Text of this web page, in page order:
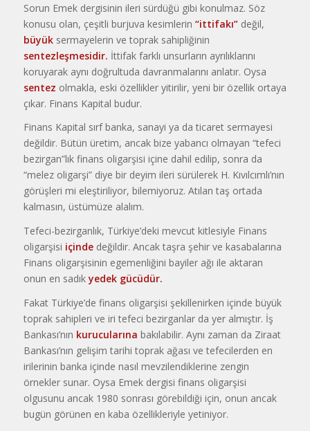
Sorun Emek dergisinin ileri sürdüğü gibi konulmaz. Söz
konusu olan, çeşitli bur­juva kesimlerin “ittifakı” değil,
büyük sermayelerin ve toprak sahipliğinin
sentezleşmesidir. İttifak farklı unsurların ayrılık­larını
koruyarak aynı doğrultuda davran­malarını anlatır. Oysa
sentez olmakla, eski özellikler yitirilir, yeni bir özellik ortaya
çıkar. Finans Kapital budur.
Finans Kapital sırf banka, sanayi ya da ticaret sermayesi
değildir. Bütün üretim, ancak bize yabancı olmayan “tefeci
bezirgan”lık finans oligarşisi içine dahil edilip, sonra da
“melez oligarşi” diye bir deyim ileri sürülerek H. Kıvılcımlı’nın
görüşleri mi eleştiriliyor, bilemiyoruz. Atılan taş ortada
kalmasın, üstümüze alalım.
Tefeci-bezirganlık, Türkiye’deki mevcut kitlesiyle Finans
oligarşisi içinde değildir. Ancak taşra şehir ve kasabalarına
Finans oligarşisinin egemenliğini bayiler ağı ile aktaran
onun en sadıkyedek gücüdür.
Fakat Türkiye’de finans oligarşisi şekillenirken içinde büyük
toprak sahipleri ve iri tefeci bezirganlar da yer almıştır. İş
Banka­sı’nın kurucularına bakılabilir. Aynı zaman da Ziraat
Bankası’nın gelişim tarihi toprak ağası ve tefecilerden en
irilerinin banka içinde nasıl mevzilendiklerine zengin
örnekler sunar. Oysa Emek dergisi finans oligarşisi
olgusunu ancak 1980 sonrası görebildiği için, onun ancak
bugün görünen en kaba özellikleriyle yetiniyor.